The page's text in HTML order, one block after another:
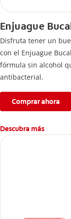
Enjuague
Disfruta tener un
con el Enjuague
fórmula sin alcohol
antibacterial.
Comprar ahora
Descubra más